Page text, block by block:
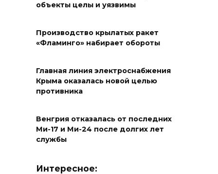
объекты целы и уязвимы
Производство крылатых ракет
«Фламинго» набирает обороты
Главная линия электроснабжения
Крыма оказалась новой целью
противника
Венгрия отказалась от последних
Ми-17 и Ми-24 после долгих лет
службы
Интересное: